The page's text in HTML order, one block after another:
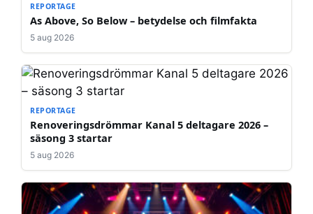
REPORTAGE
As Above, So Below – betydelse och filmfakta
5 aug 2026
REPORTAGE
Renoveringsdrömmar Kanal 5 deltagare 2026 –
säsong 3 startar
5 aug 2026